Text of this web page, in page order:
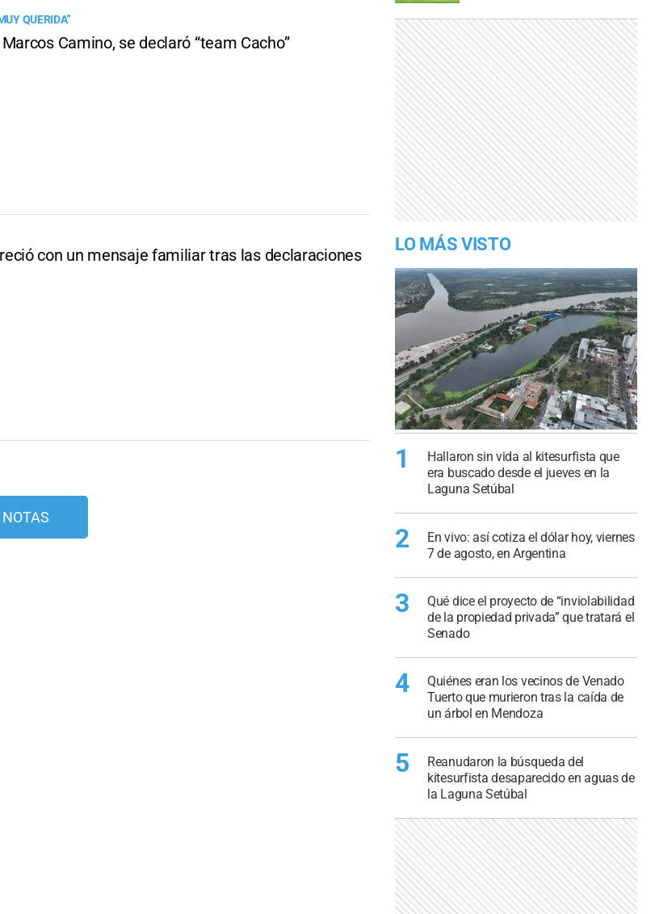
QUERIDA”
Camino, se declaró “team Cacho”
con un mensaje familiar tras las declaraciones
LO MÁS VISTO
1
Hallaron sin vida al kitesurfista que
era buscado desde el jueves en la
Laguna Setúbal
2
En vivo: así cotiza el dólar hoy, viernes
7 de agosto, en Argentina
3
Qué dice el proyecto de “inviolabilidad
de la propiedad privada” que tratará el
Senado
4
Quiénes eran los vecinos de Venado
Tuerto que murieron tras la caída de
un árbol en Mendoza
5
Reanudaron la búsqueda del
kitesurfista desaparecido en aguas de
la Laguna Setúbal